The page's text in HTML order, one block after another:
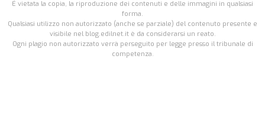
É vietata la copia, la riproduzione dei contenuti e delle immagini in qualsiasi
forma.
Qualsiasi utilizzo non autorizzato (anche se parziale) del contenuto presente e
visibile nel blog.edilnet.it è da considerarsi un reato.
Ogni plagio non autorizzato verrà perseguito per legge presso il tribunale di
competenza.